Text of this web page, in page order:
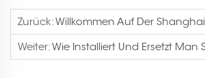
Zurück:Willkommen Auf Der Shanghai EXPO (9.-21.
Weiter:Wie Installiert Und Ersetzt Man Schnell